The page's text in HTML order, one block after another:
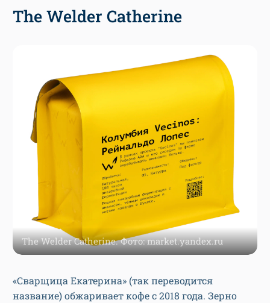
The Welder Catherine
The Welder Catherine. Фото: market.yandex.ru
«Сварщица Екатерина» (так переводится
название) обжаривает кофе с 2018 года. Зерно